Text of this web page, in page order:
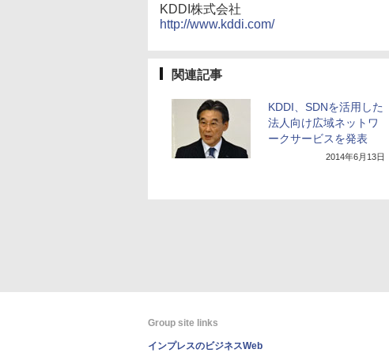
KDDI株式会社
http://www.kddi.com/
関連記事
KDDI、SDNを活用した
法人向け広域ネットワ
ークサービスを発表
2014年6月13日
Group site links
インプレスのビジネスWeb